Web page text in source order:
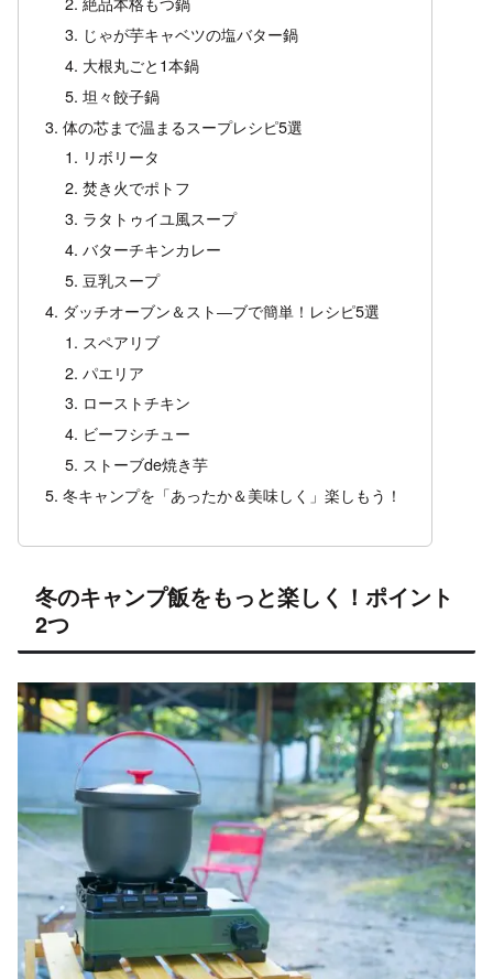
じゃが芋キャベツの塩バター鍋
大根丸ごと1本鍋
坦々餃子鍋
体の芯まで温まるスープレシピ5選
リボリータ
焚き火でポトフ
ラタトゥイユ風スープ
バターチキンカレー
豆乳スープ
ダッチオーブン＆スト―ブで簡単！レシピ5選
スペアリブ
パエリア
ローストチキン
ビーフシチュー
ストーブde焼き芋
冬キャンプを「あったか＆美味しく」楽しもう！
冬のキャンプ飯をもっと楽しく！ポイント
2つ